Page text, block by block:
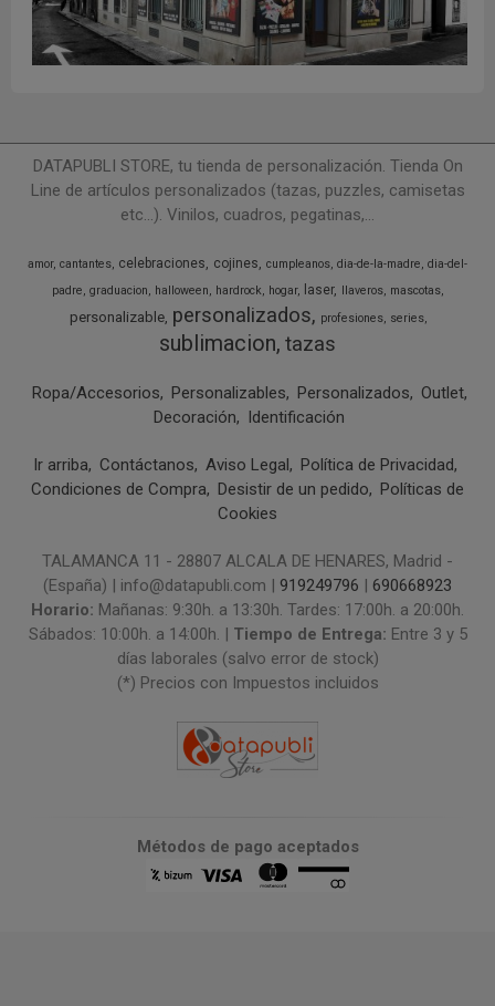
DATAPUBLI STORE, tu tienda de personalización. Tienda On
Line de artículos personalizados (tazas, puzzles, camisetas
etc...). Vinilos, cuadros, pegatinas,...
amor cantantes celebraciones cojines cumpleanos dia-de-la-madre dia-del-
padre graduacion halloween hardrock hogar laser llaveros mascotas
personalizable personalizados profesiones series
sublimacion tazas
Ropa/Accesorios Personalizables Personalizados
Outlet
Decoración
Identificación
Ir arriba Contáctanos Aviso Legal
Política de Privacidad
Condiciones de Compra
Desistir de un pedido
Políticas de
Cookies
TALAMANCA 11 - 28807 ALCALA DE HENARES, Madrid -
(España) | info@datapubli.com | 919249796 | 690668923
Horario: Mañanas: 9:30h. a 13:30h. Tardes: 17:00h. a 20:00h.
Sábados: 10:00h. a 14:00h. | Tiempo de Entrega: Entre 3 y 5
días laborales (salvo error de stock)
(*) Precios con Impuestos incluidos
Métodos de pago aceptados